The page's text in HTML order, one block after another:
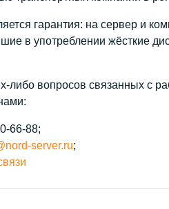
гарантия: на сервер и
в употреблении жёсткие
либо вопросов связанных с
66-88;
server.ru;